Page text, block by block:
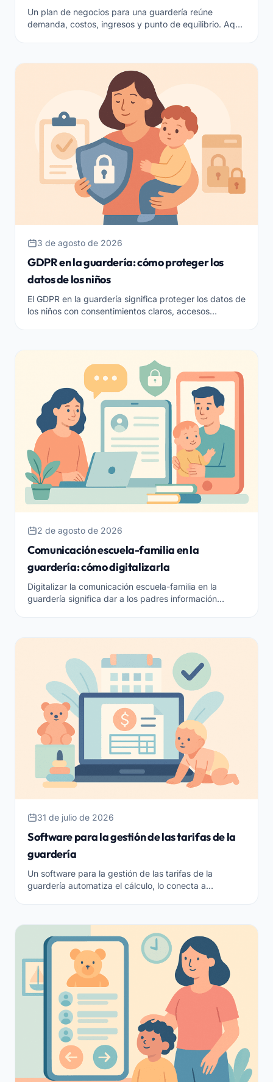
Un plan de negocios para una guardería reúne
demanda, costos, ingresos y punto de equilibrio. Aquí
3 de agosto de 2026
GDPR en la guardería: cómo proteger los
datos de los niños
El GDPR en la guardería significa proteger los datos de
los niños con consentimientos claros, accesos
2 de agosto de 2026
Comunicación escuela-familia en la
guardería: cómo digitalizarla
Digitalizar la comunicación escuela-familia en la
guardería significa dar a los padres información
31 de julio de 2026
Software para la gestión de las tarifas de la
guardería
Un software para la gestión de las tarifas de la
guardería automatiza el cálculo, lo conecta a